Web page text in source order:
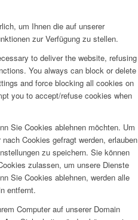
um Ihnen die auf unserer
zur Verfügung zu stellen.
to deliver the website, refusing
You always can block or delete
and force blocking all cookies on
you to accept/refuse cookies when
Sie Cookies ablehnen möchten. Um
Cookies gefragt werden, erlauben
zu speichern. Sie können
zulassen, um unsere Dienste
Sie Cookies ablehnen, werden alle
entfernt.
Computer auf unserer Domain